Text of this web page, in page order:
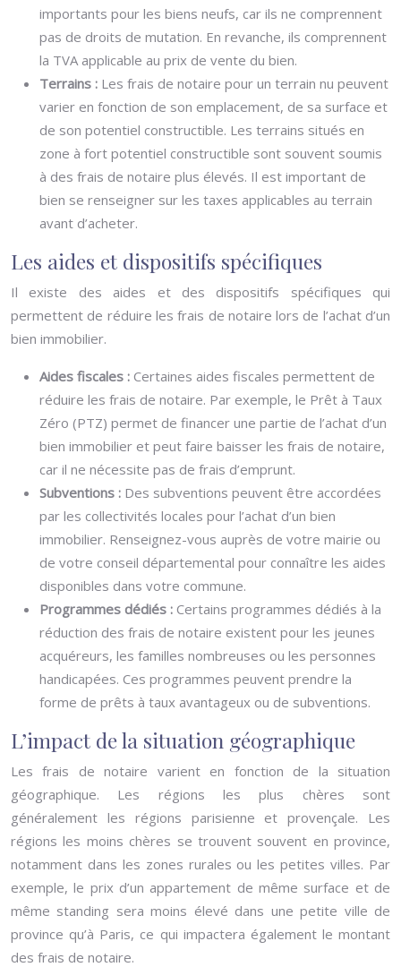
importants pour les biens neufs, car ils ne comprennent
pas de droits de mutation. En revanche, ils comprennent
la TVA applicable au prix de vente du bien.
Terrains : Les frais de notaire pour un terrain nu peuvent
varier en fonction de son emplacement, de sa surface et
de son potentiel constructible. Les terrains situés en
zone à fort potentiel constructible sont souvent soumis
à des frais de notaire plus élevés. Il est important de
bien se renseigner sur les taxes applicables au terrain
avant d’acheter.
Les aides et dispositifs spécifiques
Il existe des aides et des dispositifs spécifiques qui
permettent de réduire les frais de notaire lors de l’achat d’un
bien immobilier.
Aides fiscales : Certaines aides fiscales permettent de
réduire les frais de notaire. Par exemple, le Prêt à Taux
Zéro (PTZ) permet de financer une partie de l’achat d’un
bien immobilier et peut faire baisser les frais de notaire,
car il ne nécessite pas de frais d’emprunt.
Subventions : Des subventions peuvent être accordées
par les collectivités locales pour l’achat d’un bien
immobilier. Renseignez-vous auprès de votre mairie ou
de votre conseil départemental pour connaître les aides
disponibles dans votre commune.
Programmes dédiés : Certains programmes dédiés à la
réduction des frais de notaire existent pour les jeunes
acquéreurs, les familles nombreuses ou les personnes
handicapées. Ces programmes peuvent prendre la
forme de prêts à taux avantageux ou de subventions.
L’impact de la situation géographique
Les frais de notaire varient en fonction de la situation
géographique. Les régions les plus chères sont
généralement les régions parisienne et provençale. Les
régions les moins chères se trouvent souvent en province,
notamment dans les zones rurales ou les petites villes. Par
exemple, le prix d’un appartement de même surface et de
même standing sera moins élevé dans une petite ville de
province qu’à Paris, ce qui impactera également le montant
des frais de notaire.